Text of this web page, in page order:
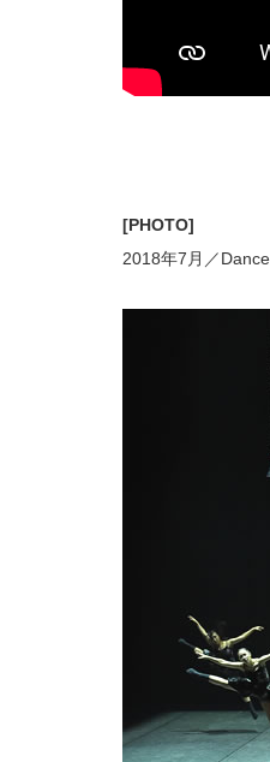
[PHOTO]
2018年7月／